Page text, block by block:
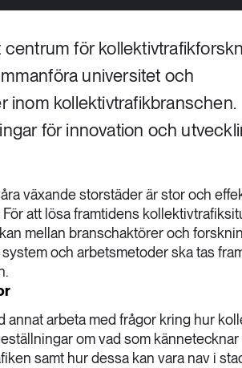
för
universitet och
inom kollektivtrafikbranschen.
för innovation och
växande storstäder är stor och
att lösa framtidens
mellan branschaktörer och
och arbetsmetoder ska tas
annat arbeta med frågor kring hur
om vad som
samt hur dessa kan vara nav i